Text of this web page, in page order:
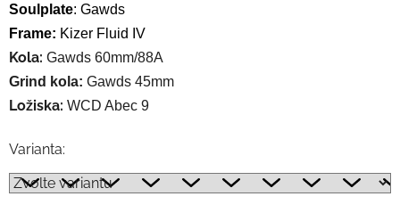
Soulplate: Gawds
Frame: Kizer Fluid IV
Kola: Gawds 60mm/88A
Grind kola: Gawds 45mm
Ložiska: WCD Abec 9
Varianta: